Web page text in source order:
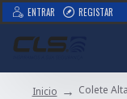
ENTRAR REGISTAR
Inicio Colete